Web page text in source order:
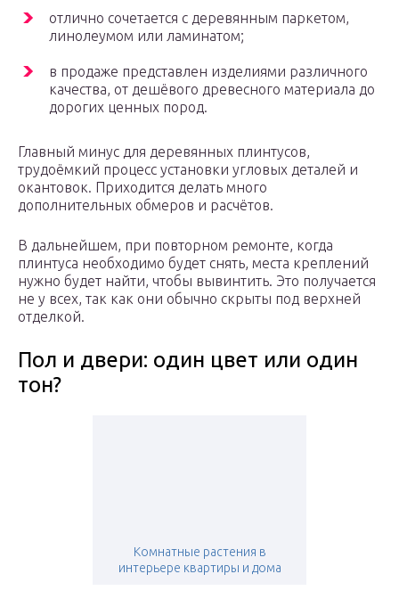
отлично сочетается с деревянным паркетом,
линолеумом или ламинатом;
в продаже представлен изделиями различного
качества, от дешёвого древесного материала до
дорогих ценных пород.
Главный минус для деревянных плинтусов,
трудоёмкий процесс установки угловых деталей и
окантовок. Приходится делать много
дополнительных обмеров и расчётов.
В дальнейшем, при повторном ремонте, когда
плинтуса необходимо будет снять, места креплений
нужно будет найти, чтобы вывинтить. Это получается
не у всех, так как они обычно скрыты под верхней
отделкой.
Пол и двери: один цвет или один
тон?
Комнатные растения в
интерьере квартиры и дома